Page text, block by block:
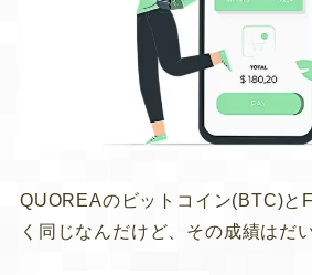
QUOREAのビットコイン(BTC)と
く同じなんだけど、その成績はだ